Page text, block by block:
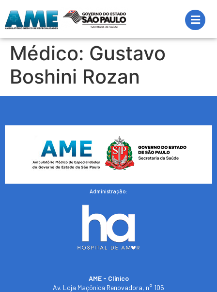
Médico: Gustavo
Boshini Rozan
Administração:
AME - Clínico​
Av. Loja Maçônica Renovadora, n° 105